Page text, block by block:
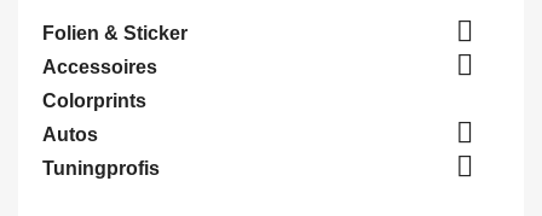
Folien & Sticker 
Accessoires 
Colorprints
Autos

Tuningprofis 